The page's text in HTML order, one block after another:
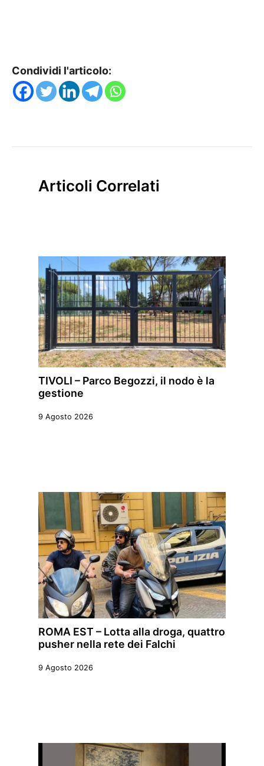
Condividi l'articolo:
Articoli Correlati
TIVOLI – Parco Begozzi, il nodo è la
gestione
9 Agosto 2026
ROMA EST – Lotta alla droga, quattro
pusher nella rete dei Falchi
9 Agosto 2026